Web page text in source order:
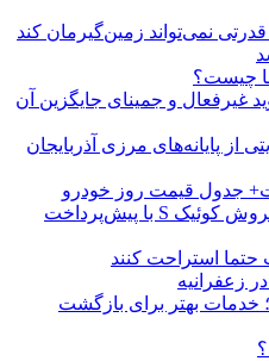
نمی‌تواند زمین‌گیرمان کند
چیست؟
غیرفعال و جمینای جایگزین آن
از پایانه‌های مرزی آذربایجان
جدول قیمت روز خودرو
ثبت‌نام جدید سایپا آغاز می‌شود؛ فروش کوئیک S با پیش‌پرداخت
حتما استراحت کنند
زعفرانیه
خدمات بهتر برای بازگشت